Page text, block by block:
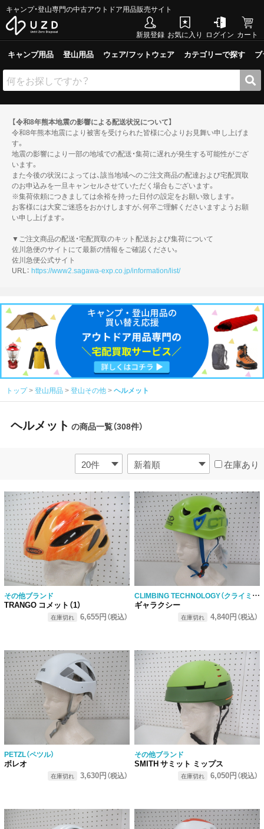
キャンプ・登山専門の中古アウトドア用品販売サイト
新規登録 お気に入り ログイン カート
キャンプ用品 登山用品 ウェア/フットウェア カテゴリーで探す
【令和8年熊本地震の影響による配送状況について】
令和8年熊本地震により被害を受けられた皆様に心よりお見舞い申し上げま
す。
地震の影響により一部の地域での配送・集荷に遅れが発生する可能性がござ
います。
また今後の状況によっては、該当地域へのご注文商品の配達および宅配買取
のお申込みを一旦キャンセルさせていただく場合もございます。
※集荷依頼につきましては余裕を持った日付の設定をお願い致します。
お客様には大変ご迷惑をおかけしますが、何卒ご理解くださいますようお願
い申し上げます。
▼ご注文商品の配送・宅配買取のキット配送および集荷について
佐川急便のサイトにて最新の情報をご確認ください。
佐川急便公式サイト
URL： https://www2.sagawa-exp.co.jp/information/list/
トップ 登山用品 登山その他 ヘルメット
ヘルメット の商品一覧（308件）
在庫あり
その他ブランド
TRANGO コメット（1）
在庫切れ 6,655円（税込）
CLIMBING TECHNOLOGY（クライミング・テクノロジー）
ギャラクシー
在庫切れ 4,840円（税込）
PETZL（ペツル）
ボレオ
在庫切れ 3,630円（税込）
その他ブランド
SMITH サミット ミップス
在庫切れ 6,050円（税込）